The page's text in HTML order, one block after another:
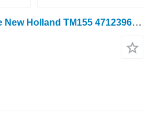
New Holland Front axle New Holland TM155 47123961 ass paredzēts New Holland TM155 riteņtraktora